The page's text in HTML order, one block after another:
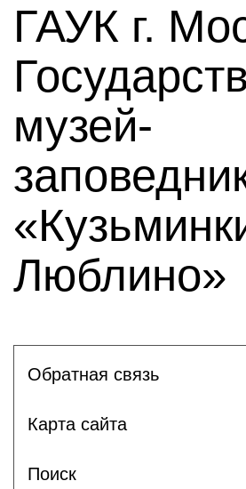
ГАУК г.
музей-
Люблино»
Обратная связь
Карта сайта
Поиск